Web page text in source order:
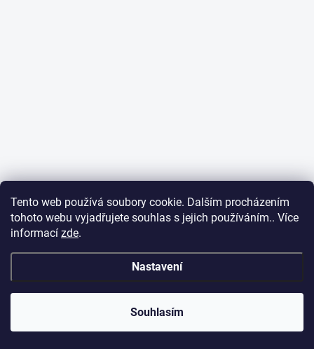
Tento web používá soubory cookie. Dalším procházením
tohoto webu vyjadřujete souhlas s jejich používáním.. Více
informací zde.
Nastavení
Souhlasím